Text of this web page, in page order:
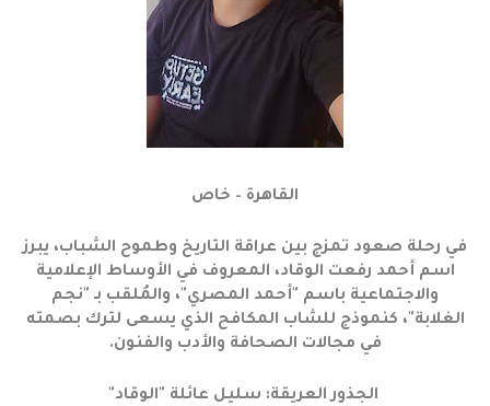
القاهرة – خاص
في رحلة صعود تمزج بين عراقة التاريخ وطموح الشباب، يبرز
اسم أحمد رفعت الوقاد، المعروف في الأوساط الإعلامية
والاجتماعية باسم "أحمد المصري"، والمُلقب بـ "نجم
الغلابة"، كنموذج للشاب المكافح الذي يسعى لترك بصمته
في مجالات الصحافة والأدب والفنون.
الجذور العريقة: سليل عائلة "الوقاد"